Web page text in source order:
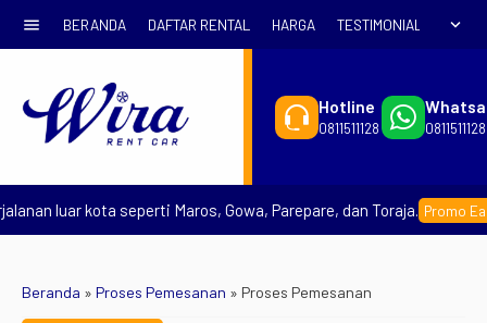
menu BERANDA DAFTAR RENTAL HARGA TESTIMONIAL expand_more
Hotline
0811511128 0811511128
luar kota seperti Maros, Gowa, Parepare, dan Toraja. Promo Early
Beranda » Proses Pemesanan » Proses Pemesanan